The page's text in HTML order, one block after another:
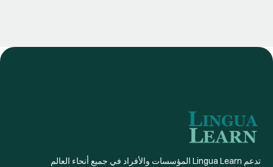
تدعم Lingua Learn المؤسسات والأفراد في جميع أنحاء العالم